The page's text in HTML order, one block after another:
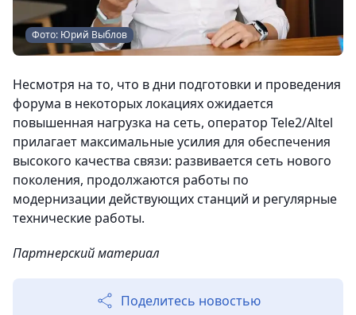
Фото: Юрий Выблов
Несмотря на то, что в дни подготовки и проведения
форума в некоторых локациях ожидается
повышенная нагрузка на сеть, оператор Tele2/Altel
прилагает максимальные усилия для обеспечения
высокого качества связи: развивается сеть нового
поколения, продолжаются работы по
модернизации действующих станций и регулярные
технические работы.
Партнерский материал
Поделитесь новостью